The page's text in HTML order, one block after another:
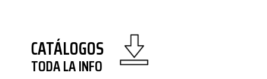
CATÁLOGOS
TODA LA INFO